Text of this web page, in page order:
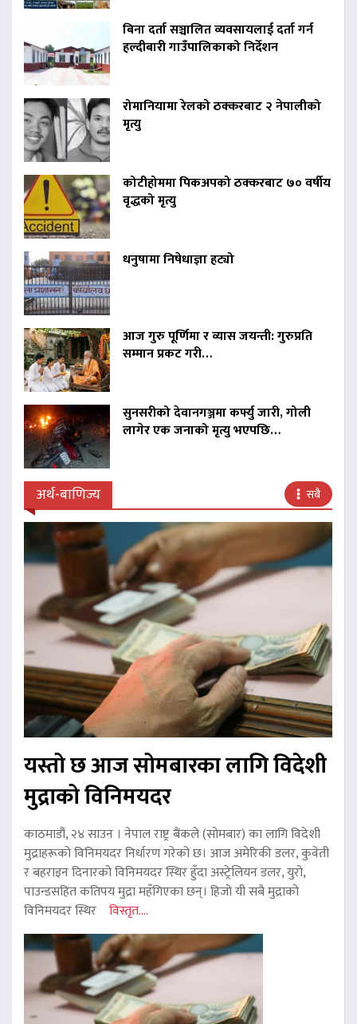
बिना दर्ता सञ्चालित व्यवसायलाई दर्ता गर्न
हल्दीबारी गाउँपालिकाको निर्देशन
रोमानियामा रेलको ठक्करबाट २ नेपालीको
मृत्यु
कोटीहोममा पिकअपको ठक्करबाट ७० वर्षीय
वृद्धको मृत्यु
धनुषामा निषेधाज्ञा हट्यो
आज गुरु पूर्णिमा र व्यास जयन्ती: गुरुप्रति
सम्मान प्रकट गरी…
सुनसरीको देवानगञ्जमा कर्फ्यु जारी, गोली
लागेर एक जनाको मृत्यु भएपछि…
अर्थ-बाणिज्य सबै
यस्तो छ आज सोमबारका लागि विदेशी
मुद्राको विनिमयदर
काठमाडौं, २४ साउन । नेपाल राष्ट्र बैंकले (सोमबार) का लागि विदेशी
मुद्राहरूको विनिमयदर निर्धारण गरेको छ। आज अमेरिकी डलर, कुवेती
र बहराइन दिनारको विनिमयदर स्थिर हुँदा अस्ट्रेलियन डलर, युरो,
पाउन्डसहित कतिपय मुद्रा महँगिएका छन्। हिजो यी सबै मुद्राको
विनिमयदर स्थिर विस्तृत....